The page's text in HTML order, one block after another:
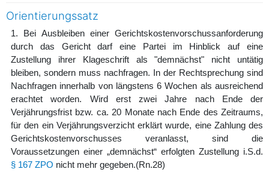
Orientierungssatz
1. Bei Ausbleiben einer Gerichtskostenvorschussanforderung
durch das Gericht darf eine Partei im Hinblick auf eine
Zustellung ihrer Klageschrift als "demnächst" nicht untätig
bleiben, sondern muss nachfragen. In der Rechtsprechung sind
Nachfragen innerhalb von längstens 6 Wochen als ausreichend
erachtet worden. Wird erst zwei Jahre nach Ende der
Verjährungsfrist bzw. ca. 20 Monate nach Ende des Zeitraums,
für den ein Verjährungsverzicht erklärt wurde, eine Zahlung des
Gerichtskostenvorschusses veranlasst, sind die
Voraussetzungen einer „demnächst“ erfolgten Zustellung i.S.d.
§ 167 ZPO nicht mehr gegeben.(Rn.28)